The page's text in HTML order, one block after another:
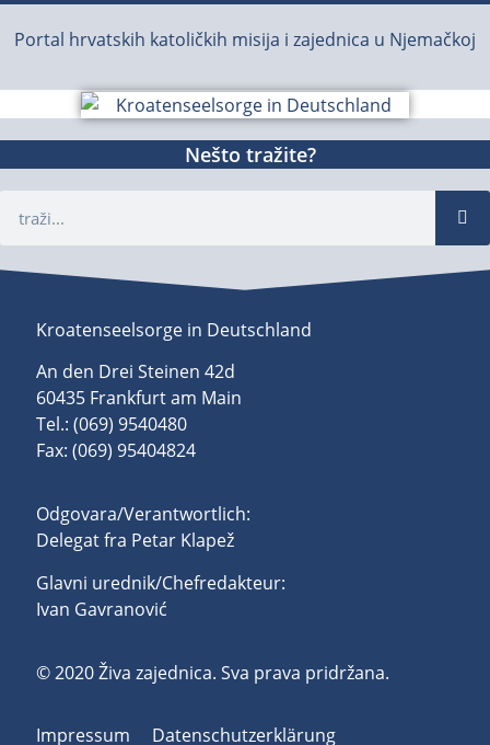
Portal hrvatskih katoličkih misija i zajednica u Njemačkoj
Nešto tražite?
Kroatenseelsorge in Deutschland
An den Drei Steinen 42d
60435 Frankfurt am Main
Tel.: (069) 9540480
Fax: (069) 95404824
Odgovara/Verantwortlich:
Delegat fra Petar Klapež
Glavni urednik/Chefredakteur:
Ivan Gavranović
© 2020 Živa zajednica. Sva prava pridržana.
Impressum
Datenschutzerklärung